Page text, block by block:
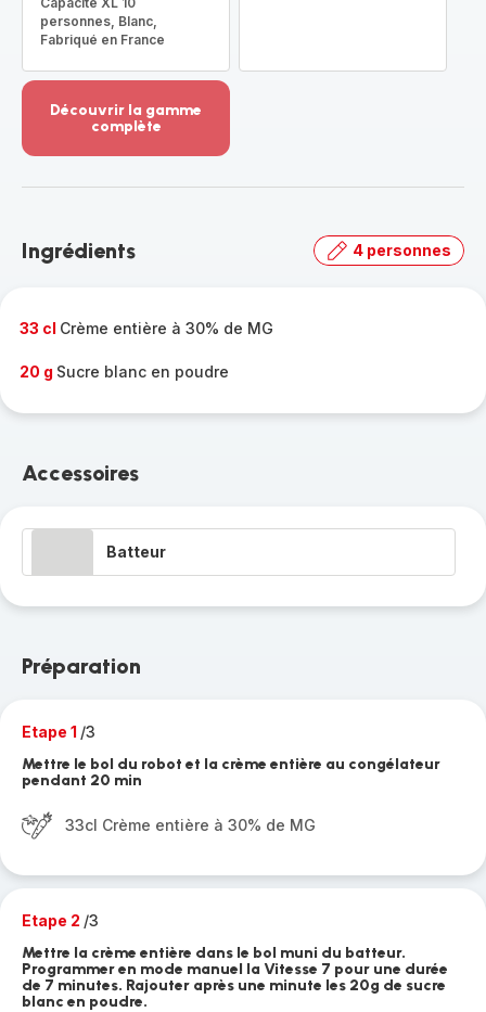
personnes, Blanc,
Fabriqué en France
Découvrir la gamme
complète
-
gamme
Ingrédients 4 personnes
33 cl Crème entière à 30% de MG
20 g Sucre blanc en poudre
Accessoires
Batteur
Préparation
Etape 1 /3
Mettre le bol du robot et la crème entière au congélateur
pendant 20 min
33cl Crème entière à 30% de MG
Etape 2 /3
Mettre la crème entière dans le bol muni du batteur.
Programmer en mode manuel la Vitesse 7 pour une durée
de 7 minutes. Rajouter après une minute les 20g de sucre
blanc en poudre.